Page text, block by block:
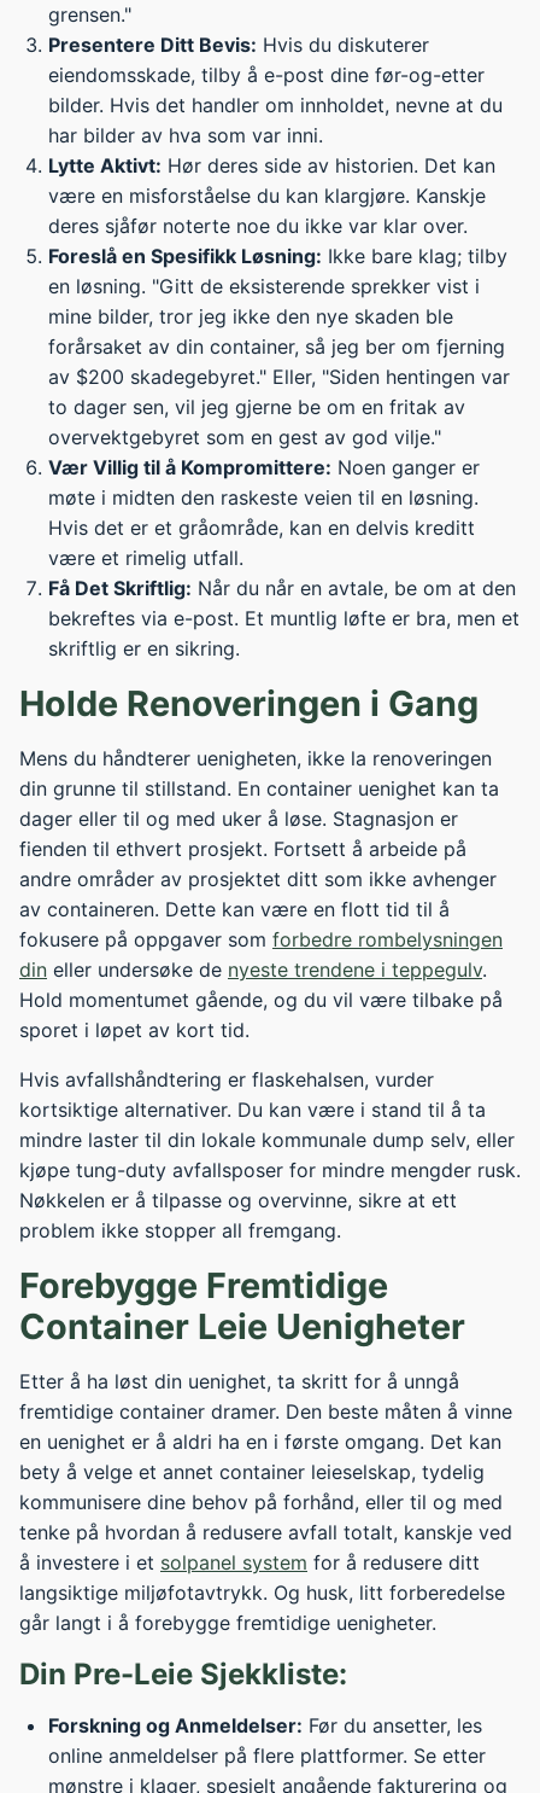
grensen."
Presentere Ditt Bevis: Hvis du diskuterer
eiendomsskade, tilby å e-post dine før-og-etter
bilder. Hvis det handler om innholdet, nevne at du
har bilder av hva som var inni.
Lytte Aktivt: Hør deres side av historien. Det kan
være en misforståelse du kan klargjøre. Kanskje
deres sjåfør noterte noe du ikke var klar over.
Foreslå en Spesifikk Løsning: Ikke bare klag; tilby
en løsning. "Gitt de eksisterende sprekker vist i
mine bilder, tror jeg ikke den nye skaden ble
forårsaket av din container, så jeg ber om fjerning
av $200 skadegebyret." Eller, "Siden hentingen var
to dager sen, vil jeg gjerne be om en fritak av
overvektgebyret som en gest av god vilje."
Vær Villig til å Kompromittere: Noen ganger er
møte i midten den raskeste veien til en løsning.
Hvis det er et gråområde, kan en delvis kreditt
være et rimelig utfall.
Få Det Skriftlig: Når du når en avtale, be om at den
bekreftes via e-post. Et muntlig løfte er bra, men et
skriftlig er en sikring.
Holde Renoveringen i Gang
Mens du håndterer uenigheten, ikke la renoveringen
din grunne til stillstand. En container uenighet kan ta
dager eller til og med uker å løse. Stagnasjon er
fienden til ethvert prosjekt. Fortsett å arbeide på
andre områder av prosjektet ditt som ikke avhenger
av containeren. Dette kan være en flott tid til å
fokusere på oppgaver som forbedre rombelysningen
din eller undersøke de nyeste trendene i teppegulv.
Hold momentumet gående, og du vil være tilbake på
sporet i løpet av kort tid.
Hvis avfallshåndtering er flaskehalsen, vurder
kortsiktige alternativer. Du kan være i stand til å ta
mindre laster til din lokale kommunale dump selv, eller
kjøpe tung-duty avfallsposer for mindre mengder rusk.
Nøkkelen er å tilpasse og overvinne, sikre at ett
problem ikke stopper all fremgang.
Forebygge Fremtidige
Container Leie Uenigheter
Etter å ha løst din uenighet, ta skritt for å unngå
fremtidige container dramer. Den beste måten å vinne
en uenighet er å aldri ha en i første omgang. Det kan
bety å velge et annet container leieselskap, tydelig
kommunisere dine behov på forhånd, eller til og med
tenke på hvordan å redusere avfall totalt, kanskje ved
å investere i et solpanel system for å redusere ditt
langsiktige miljøfotavtrykk. Og husk, litt forberedelse
går langt i å forebygge fremtidige uenigheter.
Din Pre-Leie Sjekkliste:
Forskning og Anmeldelser: Før du ansetter, les
online anmeldelser på flere plattformer. Se etter
mønstre i klager, spesielt angående fakturering og